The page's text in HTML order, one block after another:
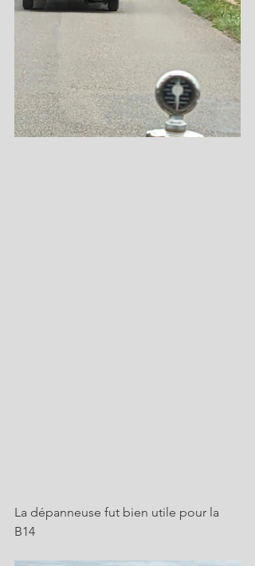
La dépanneuse fut bien utile pour la
B14